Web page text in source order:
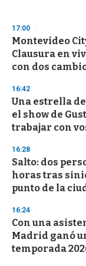
d
s
o
f
3
s
e
c
o
n
17:00
Montevideo
Clausura en
con dos
16:42
Una estrella
el show de
trabajar con
16:28
Salto: dos
horas tras
punto de la
16:24
Con una
Madrid ganó
temporada